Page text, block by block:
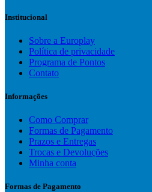
Institucional
Sobre a Europlay
Política de privacidade
Programa de Pontos
Contato
Informações
Como Comprar
Formas de Pagamento
Prazos e Entregas
Trocas e Devoluções
Minha conta
Formas de Pagamento